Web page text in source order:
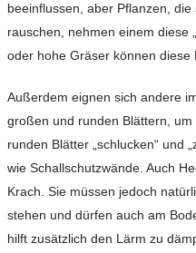
beeinflussen, aber Pflanzen,
rauschen, nehmen einem diese
oder hohe Gräser können diese
Außerdem eignen sich andere
großen und runden Blättern,
runden Blätter „schlucken“ und
wie Schallschutzwände. Auch
Krach. Sie müssen jedoch
stehen und dürfen auch am
hilft zusätzlich den Lärm zu